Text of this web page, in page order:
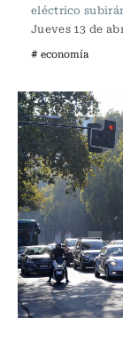
eléctrico
Jueves 13 de
# economía